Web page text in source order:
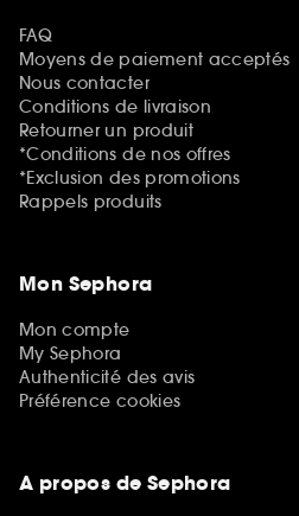
FAQ
Moyens de paiement acceptés
Nous contacter
Conditions de livraison
Retourner un produit
*Conditions de nos offres
*Exclusion des promotions
Rappels produits
Mon Sephora
Mon compte
My Sephora
Authenticité des avis
Préférence cookies
A propos de Sephora